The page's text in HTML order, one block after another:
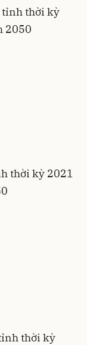
tỉnh thời kỳ
2050
thời kỳ 2021
thời kỳ